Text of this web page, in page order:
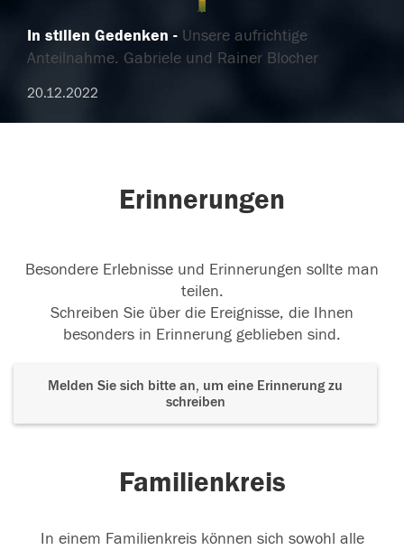
In stillen Gedenken
Unsere aufrichtige
Anteilnahme. Gabriele und Rainer Blocher
20.12.2022
Erinnerungen
Besondere Erlebnisse und Erinnerungen sollte man
teilen.
Schreiben Sie über die Ereignisse, die Ihnen
besonders in Erinnerung geblieben sind.
Melden Sie sich bitte an, um eine Erinnerung zu
schreiben
Familienkreis
In einem Familienkreis können sich sowohl alle